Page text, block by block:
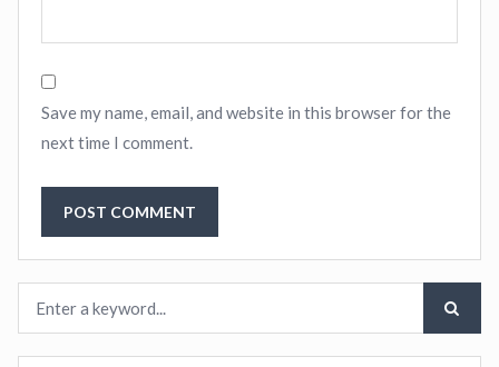
Save my name, email, and website in this browser for the
next time I comment.